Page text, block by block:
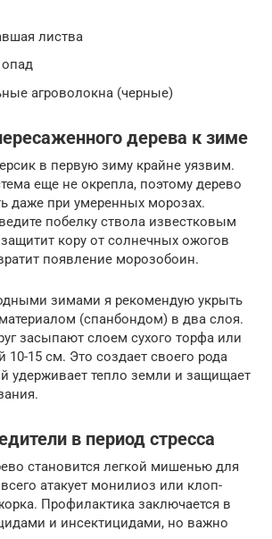
листва
агроволокна (черные)
дерева к зиме
в первую зиму крайне уязвим.
еще не окрепла, поэтому дерево
даже при умеренных морозах.
побелку ствола известковым
кору от солнечных ожогов
появление морозобоин.
зимами я рекомендую укрыть
(спанбондом) в два слоя.
засыпают слоем сухого торфа или
15 см. Это создает своего рода
удерживает тепло земли и защищает
в период стресса
становится легкой мишенью для
атакует монилиоз или клоп-
Профилактика заключается в
и инсектицидами, но важно